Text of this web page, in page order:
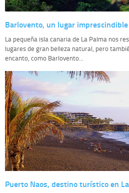
Barlovento, un lugar imprescindible
La pequeña isla canaria de La Palma nos
lugares de gran belleza natural, pero
encanto, como Barlovento...
Puerto Naos, destino turístico en